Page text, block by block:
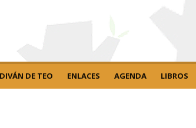
DIVÁN DE TEO ENLACES AGENDA LIBROS